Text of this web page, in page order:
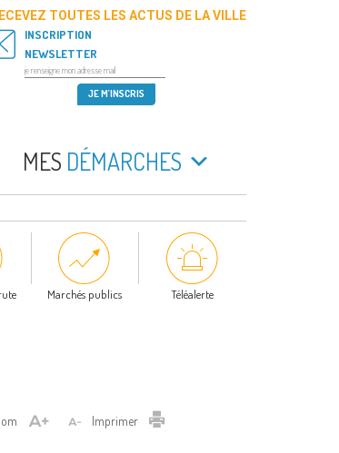
TOUTES LES ACTUS DE LA VILLE
INSCRIPTION
NEWSLETTER
MES DÉMARCHES
Marchés publics Téléalerte
Imprimer Imprimer